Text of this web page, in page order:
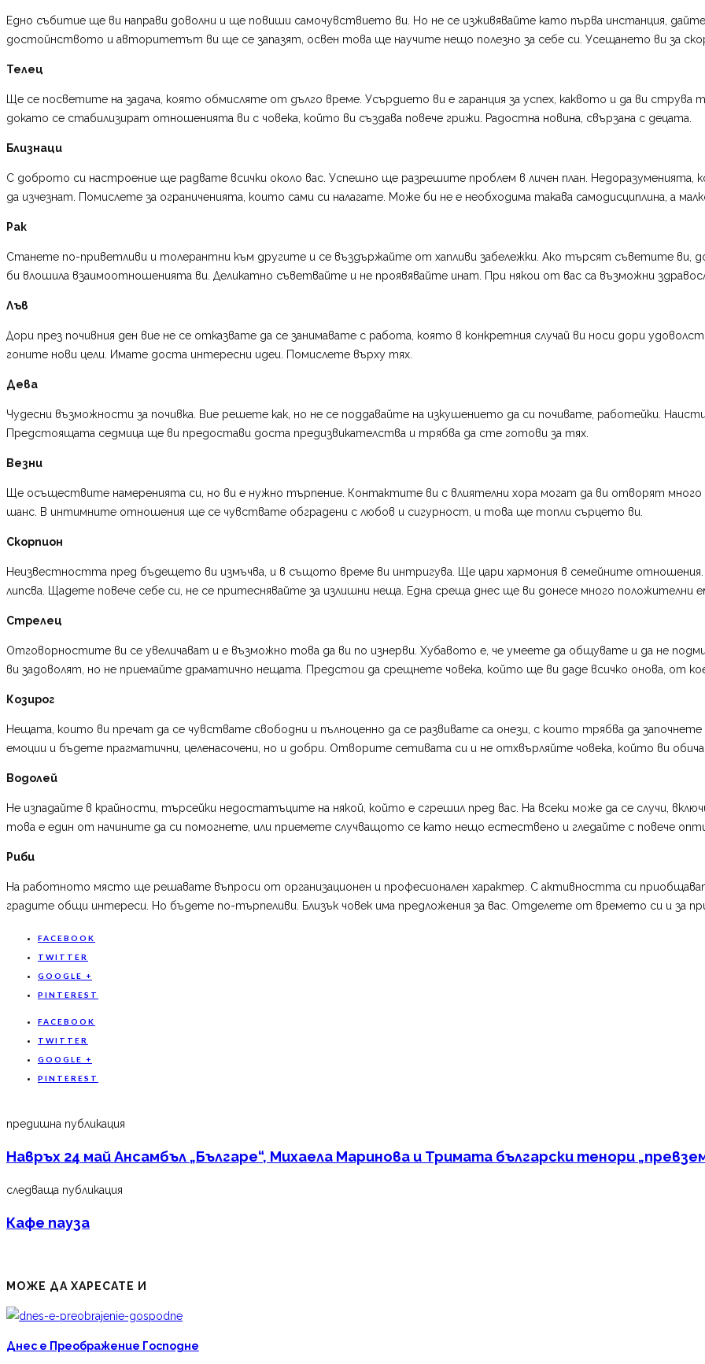
Едно събитие ще ви направи доволни и ще повиши самочувствието ви. Но не се изживявайте като първа инстанция,
достойнството и авторитетът ви ще се запазят, освен това ще научите нещо полезно за себе си. Усещането ви за
Телец
Ще се посветите на задача, която обмисляте от дълго време. Усърдието ви е гаранция за успех, каквото и да ви
докато се стабилизират отношенията ви с човека, който ви създава повече грижи. Радостна новина, свързана с децата.
Близнаци
С доброто си настроение ще радвате всички около вас. Успешно ще разрешите проблем в личен план.
да изчезнат. Помислете за ограниченията, които сами си налагате. Може би не е необходима такава самодисциплина, а
Рак
Станете по-приветливи и толерантни към другите и се въздържайте от хапливи забележки. Ако търсят съветите ви,
би влошила взаимоотношенията ви. Деликатно съветвайте и не проявявайте инат. При някои от вас са възможни
Лъв
Дори през почивния ден вие не се отказвате да се занимавате с работа, която в конкретния случай ви носи дори
гоните нови цели. Имате доста интересни идеи. Помислете върху тях.
Дева
Чудесни възможности за почивка. Вие решете как, но не се поддавайте на изкушението да си почивате, работейки.
Предстоящата седмица ще ви предостави доста предизвикателства и трябва да сте готови за тях.
Везни
Ще осъществите намеренията си, но ви е нужно търпение. Контактите ви с влиятелни хора могат да ви отворят
шанс. В интимните отношения ще се чувствате обградени с любов и сигурност, и това ще топли сърцето ви.
Скорпион
Неизвестността пред бъдещето ви измъчва, и в същото време ви интригува. Ще цари хармония в семейните
липсва. Щадете повече себе си, не се притеснявайте за излишни неща. Една среща днес ще ви донесе много положителни
Стрелец
Отговорностите ви се увеличават и е възможно това да ви по изнерви. Хубавото е, че умеете да общувате и да не
ви задоволят, но не приемайте драматично нещата. Предстои да срещнете човека, който ще ви даде всичко онова, от
Козирог
Нещата, които ви пречат да се чувствате свободни и пълноценно да се развивате са онези, с които трябва да
емоции и бъдете прагматични, целенасочени, но и добри. Отворите сетивата си и не отхвърляйте човека, който ви
Водолей
Не изпадайте в крайности, търсейки недостатъците на някой, който е сгрешил пред вас. На всеки може да се случи,
това е един от начините да си помогнете, или приемете случващото се като нещо естествено и гледайте с повече
Риби
На работното място ще решавате въпроси от организационен и професионален характер. С активността си
градите общи интереси. Но бъдете по-търпеливи. Близък човек има предложения за вас. Отделете от времето си и за
FACEBOOK
TWITTER
GOOGLE +
PINTEREST
FACEBOOK
TWITTER
GOOGLE +
PINTEREST
предишна публикация
Навръх 24 май Ансамбъл „Българе“, Михаела Маринова и Тримата български тенори
следваща публикация
Кафе пауза
МОЖЕ ДА ХАРЕСАТЕ И
Днес е Преображение Господне